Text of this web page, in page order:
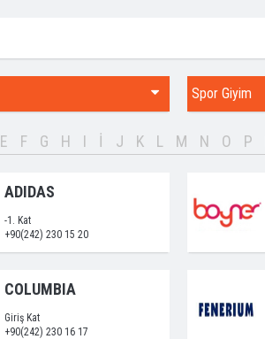
Spor Giyim
E F G H I İ J K L M N O P
ADIDAS
-1. Kat
+90(242) 230 15 20
COLUMBIA
Giriş Kat
+90(242) 230 16 17